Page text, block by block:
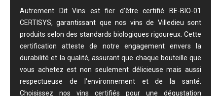
Autrement Dit Vins est fier d'être certifié BE-BIO-01
CERTISYS, garantissant que nos vins de Villedieu sont
produits selon des standards biologiques rigoureux. Cette
certification atteste de notre engagement envers la
durabilité et la qualité, assurant que chaque bouteille que
vous achetez est non seulement délicieuse mais aussi
respectueuse de l'environnement et de la santé.
Choisissez nos vins certifiés pour une dégustation